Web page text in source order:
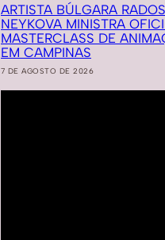
ARTISTA BÚLGARA
NEYKOVA MINISTRA
MASTERCLASS DE
EM CAMPINAS
7 DE AGOSTO DE 2026